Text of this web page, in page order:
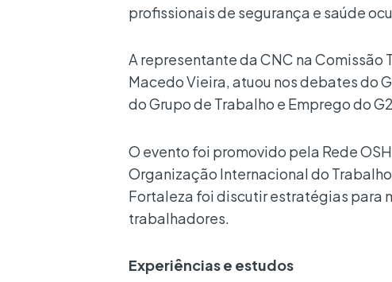
profissionais de segurança e saúde
A representante da CNC na
Macedo Vieira, atuou nos debates do
do Grupo de Trabalho e Emprego do
O evento foi promovido pela Rede
Organização Internacional do
Fortaleza foi discutir estratégias para
trabalhadores.
Experiências e estudos